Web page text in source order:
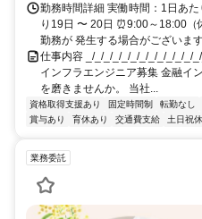
勤務時間詳細 実働時間：1日あ
り19日 〜 20日 ⏰9:00～18:00
勤務が 発生する場合がございます
仕事内容 _/_/_/_/_/_/_/_/_/_/_/_/
インフラエンジニア募集 金融イ
を磨きませんか。 当社...
資格取得支援あり 固定時間制 転勤なし
賞与あり
育休あり 交通費支給 土日祝
業務委託